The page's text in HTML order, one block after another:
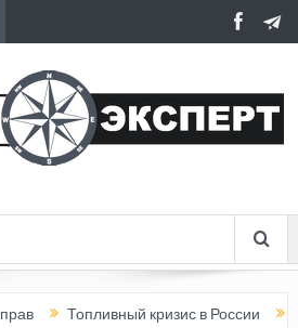
Топливный кризис в России Почему